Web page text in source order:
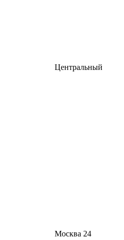
Центральный
Москва 24